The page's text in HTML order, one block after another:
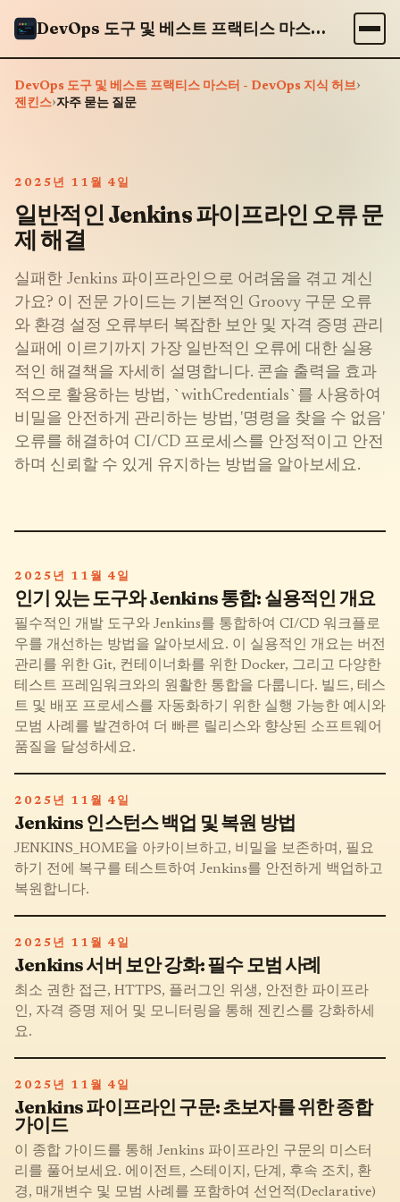
DevOps 도구 및 베스트 프랙티스 마스터 - DevOps 지식 허브
DevOps 도구 및 베스트 프랙티스 마스터 - DevOps 지식 허브›
젠킨스›자주 묻는 질문
2025년 11월 4일
일반적인 Jenkins 파이프라인 오류 문
제 해결
실패한 Jenkins 파이프라인으로 어려움을 겪고 계신
가요? 이 전문 가이드는 기본적인 Groovy 구문 오류
와 환경 설정 오류부터 복잡한 보안 및 자격 증명 관리
실패에 이르기까지 가장 일반적인 오류에 대한 실용
적인 해결책을 자세히 설명합니다. 콘솔 출력을 효과
적으로 활용하는 방법, `withCredentials`를 사용하여
비밀을 안전하게 관리하는 방법, '명령을 찾을 수 없음'
오류를 해결하여 CI/CD 프로세스를 안정적이고 안전
하며 신뢰할 수 있게 유지하는 방법을 알아보세요.
2025년 11월 4일
인기 있는 도구와 Jenkins 통합: 실용적인 개요
필수적인 개발 도구와 Jenkins를 통합하여 CI/CD 워크플로
우를 개선하는 방법을 알아보세요. 이 실용적인 개요는 버전
관리를 위한 Git, 컨테이너화를 위한 Docker, 그리고 다양한
테스트 프레임워크와의 원활한 통합을 다룹니다. 빌드, 테스
트 및 배포 프로세스를 자동화하기 위한 실행 가능한 예시와
모범 사례를 발견하여 더 빠른 릴리스와 향상된 소프트웨어
품질을 달성하세요.
2025년 11월 4일
Jenkins 인스턴스 백업 및 복원 방법
JENKINS_HOME을 아카이브하고, 비밀을 보존하며, 필요
하기 전에 복구를 테스트하여 Jenkins를 안전하게 백업하고
복원합니다.
2025년 11월 4일
Jenkins 서버 보안 강화: 필수 모범 사례
최소 권한 접근, HTTPS, 플러그인 위생, 안전한 파이프라
인, 자격 증명 제어 및 모니터링을 통해 젠킨스를 강화하세
요.
2025년 11월 4일
Jenkins 파이프라인 구문: 초보자를 위한 종합
가이드
이 종합 가이드를 통해 Jenkins 파이프라인 구문의 미스터
리를 풀어보세요. 에이전트, 스테이지, 단계, 후속 조치, 환
경, 매개변수 및 모범 사례를 포함하여 선언적(Declarative)